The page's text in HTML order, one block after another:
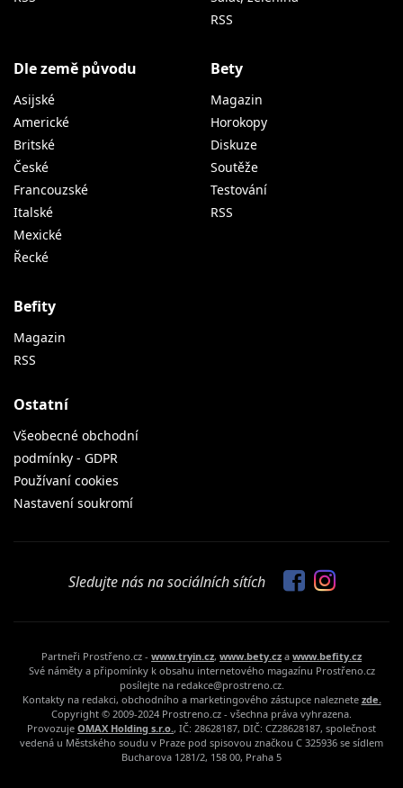
RSS
Dle země původu
Asijské
Americké
Britské
České
Francouzské
Italské
Mexické
Řecké
Bety
Magazin
Horokopy
Diskuze
Soutěže
Testování
RSS
Befity
Magazin
RSS
Ostatní
Všeobecné obchodní
podmínky - GDPR
Používaní cookies
Nastavení soukromí
Sledujte nás na sociálních sítích
Partneři Prostřeno.cz - www.tryin.cz, www.bety.cz a www.befity.cz
Své náměty a připomínky k obsahu internetového magazínu Prostřeno.cz
posílejte na redakce@prostreno.cz.
Kontakty na redakci, obchodního a marketingového zástupce naleznete zde.
Copyright © 2009-2024 Prostreno.cz - všechna práva vyhrazena.
Provozuje OMAX Holding s.r.o., IČ: 28628187, DIČ: CZ28628187, společnost
vedená u Městského soudu v Praze pod spisovou značkou C 325936 se sídlem
Bucharova 1281/2, 158 00, Praha 5